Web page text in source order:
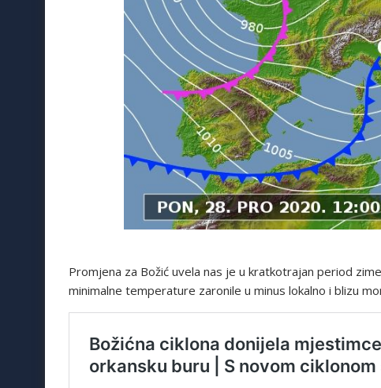
Promjena za Božić uvela nas je u kratkotrajan period
minimalne temperature zaronile u minus lokalno i blizu